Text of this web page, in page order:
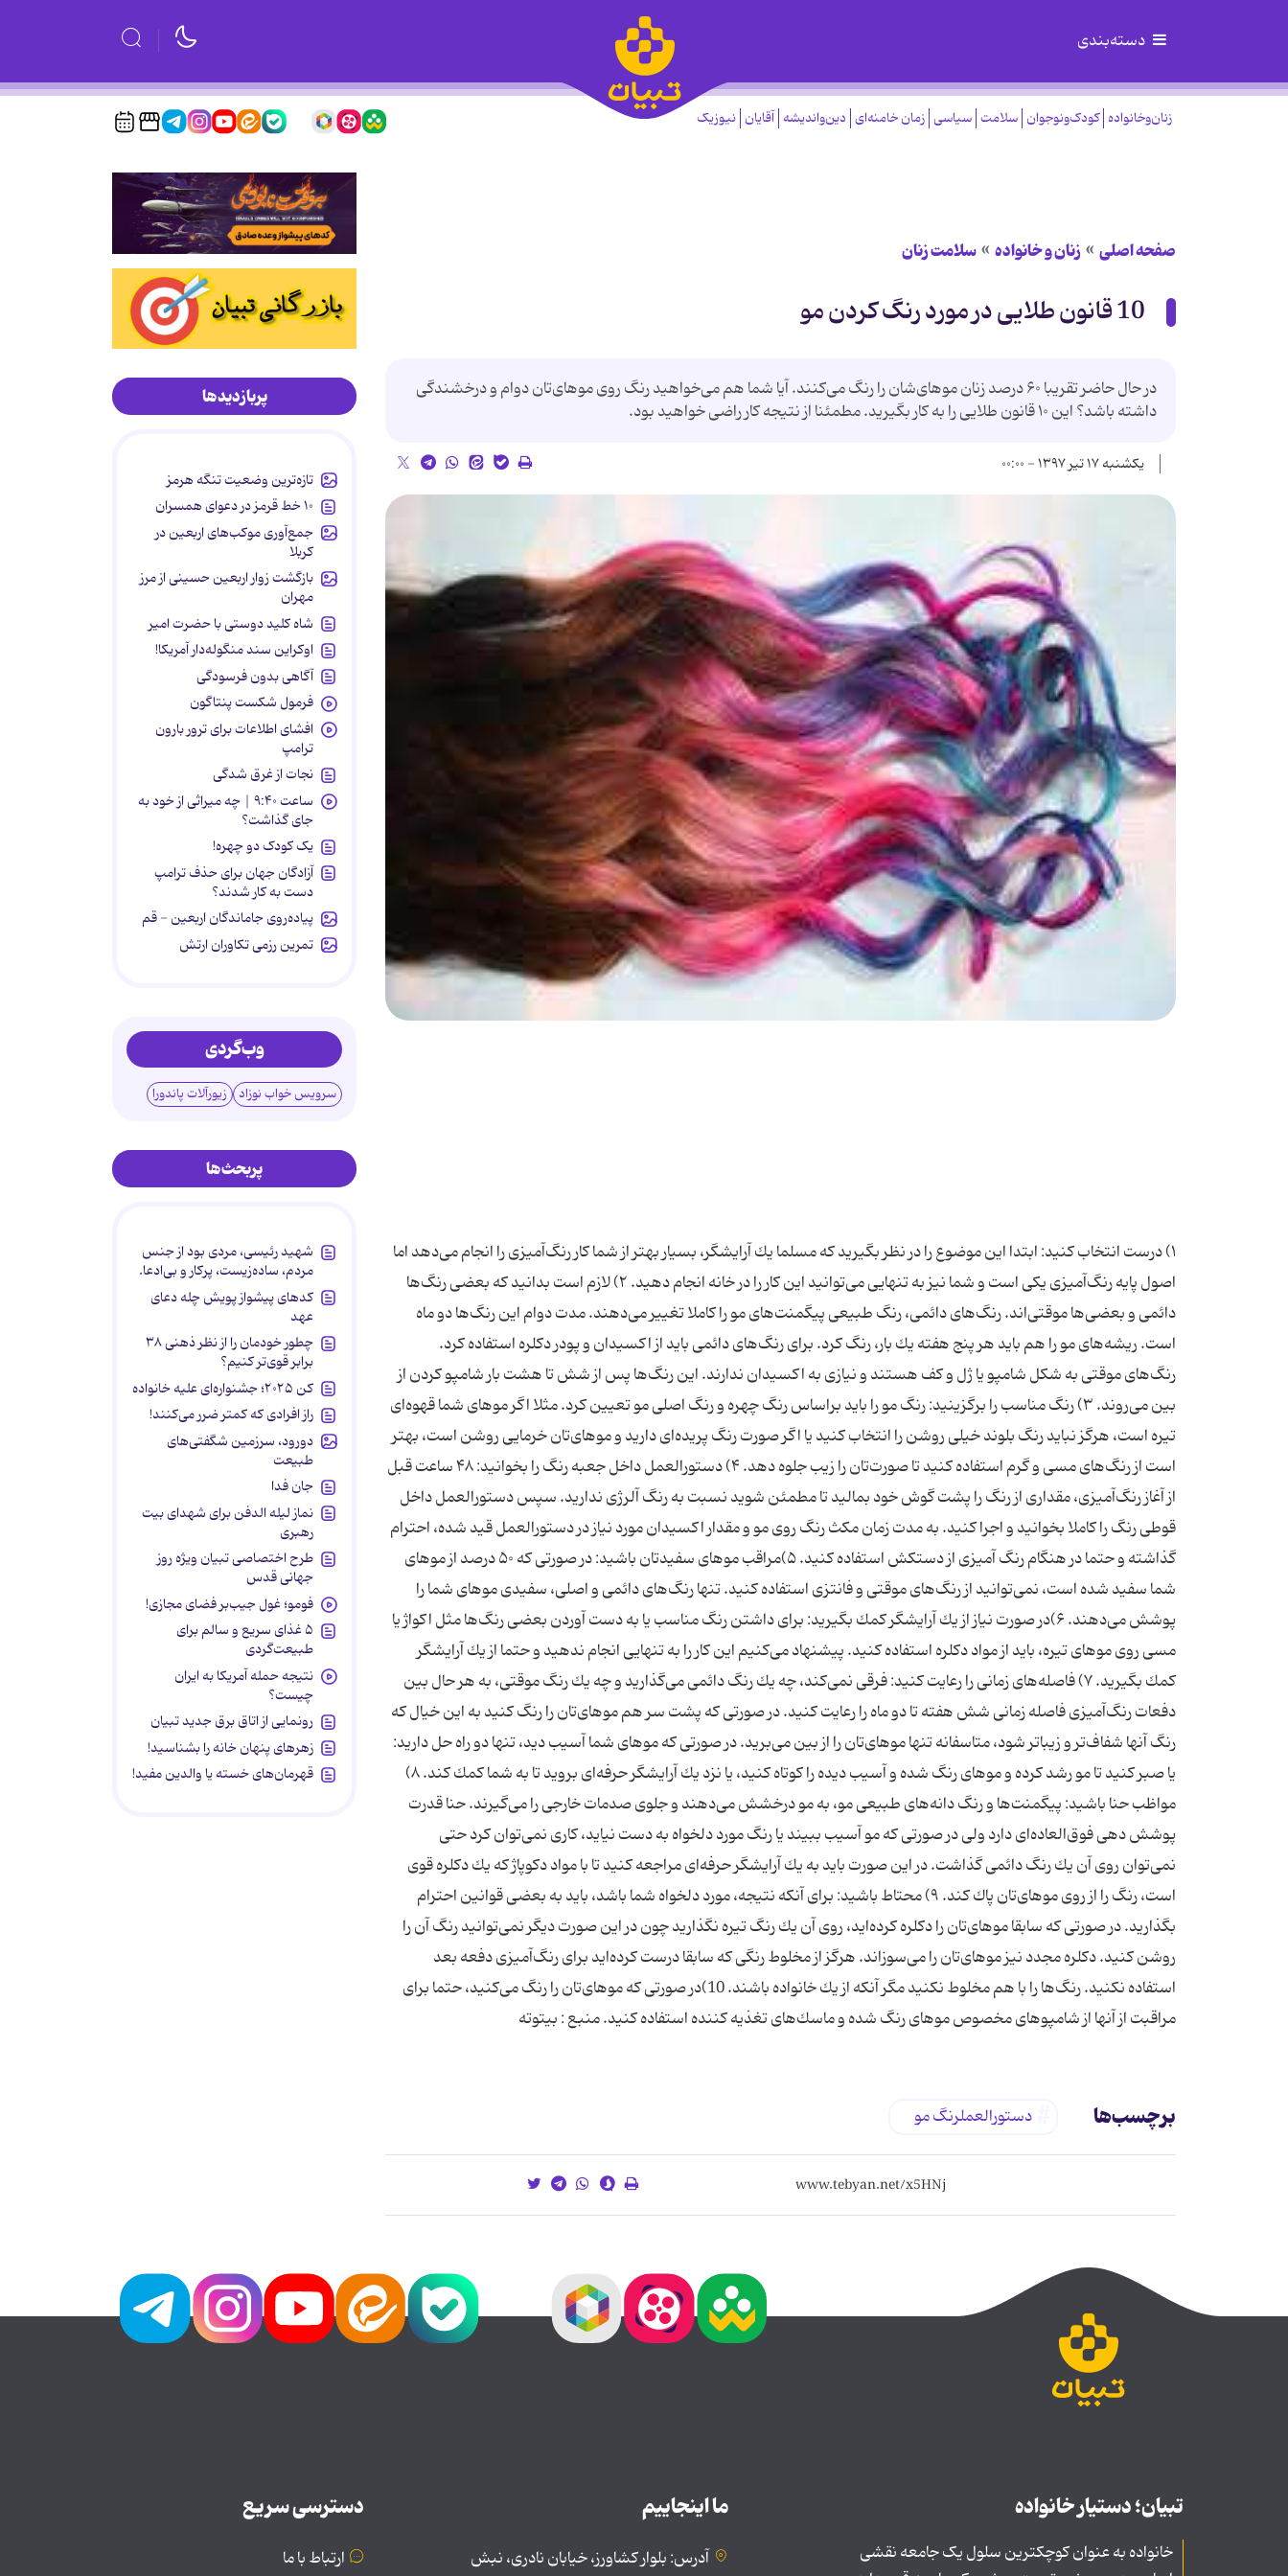
دسته‌بندی
زنان‌وخانواده کودک‌ونوجوان سلامت سیاسی زمان خامنه‌ای دین‌واندیشه آقایان نیوزیک
صفحه اصلی زنان و خانواده سلامت زنان
10 قانون طلایی در مورد رنگ کردن مو
در حال حاضر تقریبا ۶۰ درصد زنان موهای‌شان را رنگ می‌كنند. آیا شما هم می‌خواهید رنگ روی موهای‌تان دوام و درخشندگی
داشته باشد؟ این ۱۰ قانون طلایی را به كار بگیرید. مطمئنا از نتیجه كار راضی خواهید بود.
یکشنبه ۱۷ تیر ۱۳۹۷ - ۰۰:۰۰
۱) درست انتخاب كنید: ابتدا این موضوع را در نظر بگیرید كه مسلما یك آرایشگر، بسیار بهتر از شما كار رنگ‌آمیزی را انجام می‌دهد اما
اصول پایه رنگ‌آمیزی یكی است و شما نیز به تنهایی می‌توانید این كار را در خانه انجام دهید. ۲) لازم است بدانید كه بعضی رنگ‌ها
دائمی و بعضی‌ها موقتی‌اند. رنگ‌های دائمی، رنگ طبیعی پیگمنت‌های مو را كاملا تغییر می‌دهند. مدت دوام این رنگ‌ها دو ماه
است. ریشه‌های مو را هم باید هر پنج هفته یك بار، رنگ كرد. برای رنگ‌های دائمی باید از اكسیدان و پودر دكلره استفاده كرد.
رنگ‌های موقتی به شكل شامپو یا ژل و كف هستند و نیازی به اكسیدان ندارند. این رنگ‌ها پس از شش تا هشت بار شامپو كردن از
بین می‌روند. ۳) رنگ مناسب را برگزینید: رنگ مو را باید براساس رنگ چهره و رنگ اصلی مو تعیین كرد. مثلا اگر موهای شما قهوه‌ای
تیره است، هرگز نباید رنگ بلوند خیلی روشن را انتخاب كنید یا اگر صورت رنگ پریده‌ای دارید و موهای‌تان خرمایی روشن است، بهتر
است از رنگ‌های مسی و گرم استفاده كنید تا صورت‌تان را زیب جلوه دهد. ۴) دستورالعمل داخل جعبه رنگ را بخوانید: ۴۸ ساعت قبل
از آغاز رنگ‌آمیزی، مقداری از رنگ را پشت گوش خود بمالید تا مطمئن شوید نسبت به رنگ آلرژی ندارید. سپس دستورالعمل داخل
قوطی رنگ را كاملا بخوانید و اجرا كنید. به مدت زمان مكث رنگ روی مو و مقدار اكسیدان مورد نیاز در دستورالعمل قید شده، احترام
گذاشته و حتما در هنگام رنگ آمیزی از دستكش استفاده كنید. ۵)مراقب موهای سفیدتان باشید: در صورتی كه ۵۰ درصد از موهای
شما سفید شده است، نمی‌توانید از رنگ‌های موقتی و فانتزی استفاده كنید. تنها رنگ‌های دائمی و اصلی، سفیدی موهای شما را
پوشش می‌دهند. ۶)در صورت نیاز از یك آرایشگر كمك بگیرید: برای داشتن رنگ مناسب یا به دست آوردن بعضی رنگ‌ها مثل اكواژ یا
مسی روی موهای تیره، باید از مواد دكلره استفاده كنید. پیشنهاد می‌كنیم این كار را به تنهایی انجام ندهید و حتما از یك آرایشگر
كمك بگیرید. ۷) فاصله‌های زمانی را رعایت كنید: فرقی نمی‌كند، چه یك رنگ دائمی می‌گذارید و چه یك رنگ موقتی، به هر حال بین
دفعات رنگ‌آمیزی فاصله زمانی شش هفته تا دو ماه را رعایت كنید. در صورتی كه پشت سر هم موهای‌تان را رنگ كنید به این خیال كه
رنگ آنها شفاف‌تر و زیباتر شود، متاسفانه تنها موهای‌تان را از بین می‌برید. در صورتی كه موهای شما آسیب دید، تنها دو راه حل دارید:
یا صبر كنید تا مو رشد كرده و موهای رنگ شده و آسیب دیده را كوتاه كنید، یا نزد یك آرایشگر حرفه‌ای بروید تا به شما كمك كند. ۸)
مواظب حنا باشید: پیگمنت‌ها و رنگ دانه‌های طبیعی مو، به مو درخشش می‌دهند و جلوی صدمات خارجی را می‌گیرند. حنا قدرت
پوشش دهی فوق‌العاده‌ای دارد ولی در صورتی كه مو آسیب ببیند یا رنگ مورد دلخواه به دست نیاید، كاری نمی‌توان كرد حتی
نمی‌توان روی آن یك رنگ دائمی گذاشت. در این صورت باید به یك آرایشگر حرفه‌ای مراجعه كنید تا با مواد دكوپاژ كه یك دكلره قوی
است، رنگ را از روی موهای‌تان پاك كند. ۹) محتاط باشید: برای آنكه نتیجه، مورد دلخواه شما باشد، باید به بعضی قوانین احترام
بگذارید. در صورتی كه سابقا موهای‌تان را دكلره كرده‌اید، روی آن یك رنگ تیره نگذارید چون در این صورت دیگر نمی‌توانید رنگ آن را
روشن كنید. دكلره مجدد نیز موهای‌تان را می‌سوزاند. هرگز از مخلوط رنگی كه سابقا درست كرده‌اید برای رنگ‌آمیزی دفعه بعد
استفاده نكنید. رنگ‌ها را با هم مخلوط نكنید مگر آنكه از یك خانواده باشند. 10)در صورتی كه موهای‌تان را رنگ می‌كنید، حتما برای
مراقبت از آنها از شامپوهای مخصوص موهای رنگ شده و ماسك‌های تغذیه كننده استفاده كنید.‌ منبع : بیتوته
برچسب‌ها دستورالعملرنگ مو
پربازدیدها
تازه‌ترین وضعیت تنگه هرمز
۱۰ خط قرمز در دعوای همسران
جمع‌آوری موکب‌های اربعین در
کربلا
بازگشت زوار اربعین حسینی از مرز
مهران
شاه کلید دوستی با حضرت امیر
اوکراین سند منگوله‌دار آمریکا!
آگاهی بدون فرسودگی
فرمول شکست پنتاگون
افشای اطلاعات برای ترور بارون
ترامپ
نجات از غرق شدگی
ساعت ۹:۴۰ | چه میراثی از خود به
جای گذاشت؟
یک کودک دو چهره!
آزادگان جهان برای حذف ترامپ
دست به کار شدند؟
پیاده‌روی جاماندگان اربعین - قم
تمرین رزمی تکاوران ارتش
وب‌گردی
سرویس خواب نوزاد زیورآلات پاندورا
پربحث‌ها
شهید رئیسی، مردی بود از جنس
مردم، ساده‌زیست، پرکار و بی‌ادعا.
کدهای پیشواز پویش چله دعای
عهد
چطور خودمان را از نظر ذهنی ۳۸
برابر قوی‌تر کنیم؟
کن ۲۰۲۵؛ جشنواره‌ای علیه خانواده
راز افرادی که کمتر ضرر می‌کنند!
دورود، سرزمین شگفتی‌های
طبیعت
جان فدا
نماز لیله الدفن برای شهدای بیت
رهبری
طرح اختصاصی تبیان ویژه روز
جهانی قدس
فومو؛ غول جیب‌بر فضای مجازی!
۵ غذای سریع و سالم برای
طبیعت‌گردی
نتیجه حمله آمریکا به ایران
چیست؟
رونمایی از اتاق برق جدید تبیان
زهرهای پنهان خانه را بشناسید!
قهرمان‌های خسته یا والدین مفید!
تبیان؛ دستیار خانواده
خانواده به عنوان کوچکترین سلول یک جامعه نقشی
ما اینجاییم
آدرس: بلوار کشاورز، خیابان نادری، نبش
دسترسی سریع
ارتباط با ما